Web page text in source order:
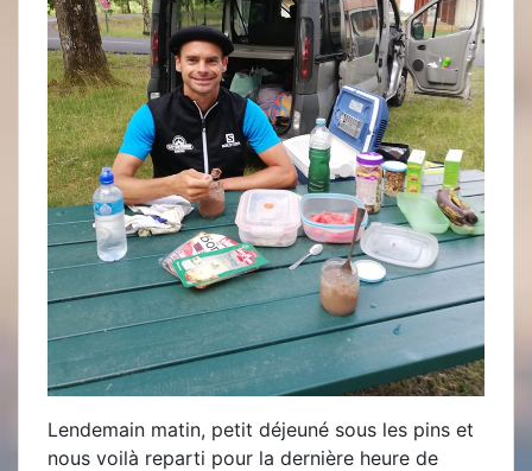
Lendemain matin, petit déjeuné sous les pins et
nous voilà reparti pour la dernière heure de